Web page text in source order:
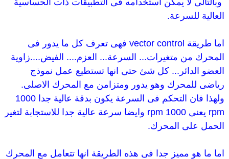
العالية للسرعة.
اما طريقة vector control فهى تعرف كل ما يدور فى
المحرك من متغيرات... السرعة... العزم.... الفيض....زاوية
العضو الدائر... كل شئ حتى انها تستطيع عمل نموذج
رياضى للمحرك وهو يدور ومتزامن مع المحرك الاصلى.
ولهذا فان التحكم فى السرعة يكون بدقة عالية جدا 1000
rpm يعنى 1000 rpm وايضا سرعة عالية جدا للاستجابة لتغير
الحمل على المحرك.
اما ما هو مميز جدا فى هذه الطريقة انها تتعامل مع المحرك